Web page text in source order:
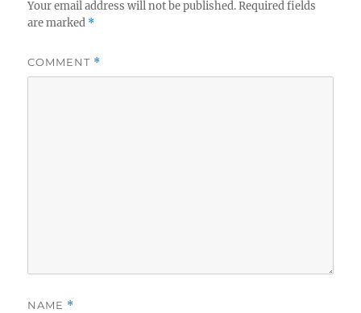
Your email address will not be published. Required fields
are marked *
COMMENT *
NAME *